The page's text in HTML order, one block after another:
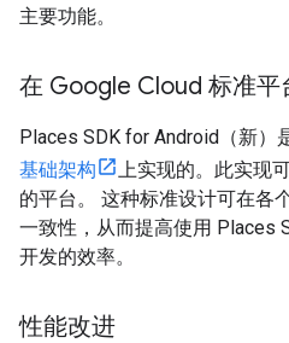
主要功能。
在 Google Cloud 标准平
Places SDK for Android（新）
基础架构
上实现的。此实现
的平台。 这种标准设计可在各
一致性，从而提高使用 Places
开发的效率。
性能改进